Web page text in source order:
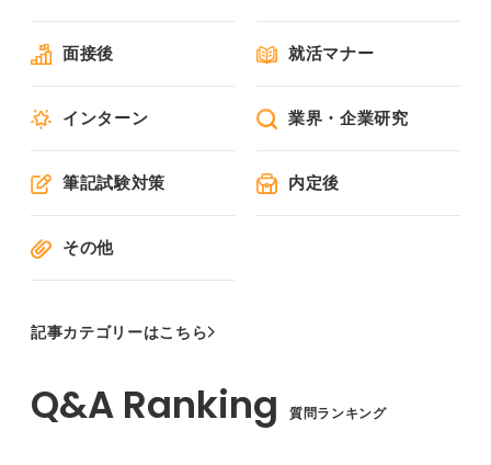
面接後 就活マナー
インターン 業界・企業研究
筆記試験対策 内定後
その他
記事カテゴリーはこちら
質問ランキング